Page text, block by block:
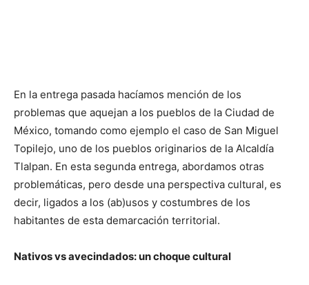
En la entrega pasada hacíamos mención de los
problemas que aquejan a los pueblos de la Ciudad de
México, tomando como ejemplo el caso de San Miguel
Topilejo, uno de los pueblos originarios de la Alcaldía
Tlalpan. En esta segunda entrega, abordamos otras
problemáticas, pero desde una perspectiva cultural, es
decir, ligados a los (ab)usos y costumbres de los
habitantes de esta demarcación territorial.
Nativos vs avecindados: un choque cultural